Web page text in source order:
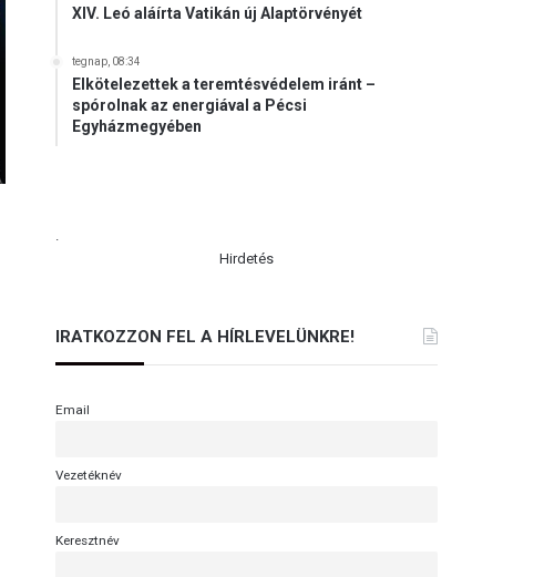
XIV. Leó aláírta Vatikán új Alaptörvényét
tegnap, 08:34
Elkötelezettek a teremtésvédelem iránt –
spórolnak az energiával a Pécsi
Egyházmegyében
.
Hirdetés
IRATKOZZON FEL A HÍRLEVELÜNKRE!
Email
Vezetéknév
Keresztnév